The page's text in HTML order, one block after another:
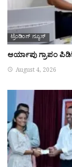
ಟ್ರೆಂಡಿಂಗ್ ನ್ಯೂಸ್
ಆರ್ಯಾಪು ಗ್ರಾಪಂ
August 4, 2026